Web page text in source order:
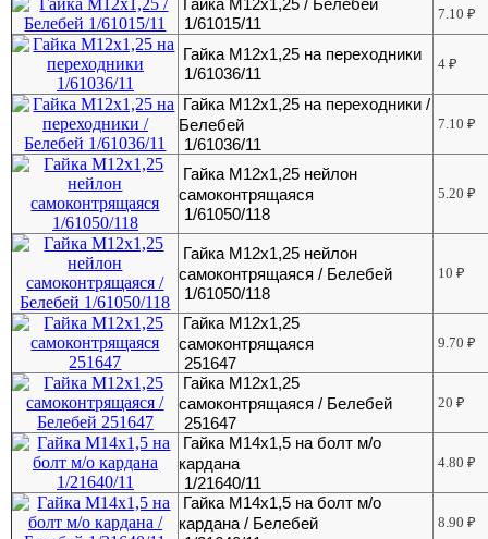
Гайка М12х1,25 / Белебей
1/61015/11
7.10₽
Гайка М12х1,25 на переходники
1/61036/11
4₽
Гайка М12х1,25 на переходники /
Белебей
1/61036/11
7.10₽
Гайка М12х1,25 нейлон
самоконтрящаяся
1/61050/118
5.20₽
Гайка М12х1,25 нейлон
самоконтрящаяся / Белебей
1/61050/118
10₽
Гайка М12х1,25
самоконтрящаяся
251647
9.70₽
Гайка М12х1,25
самоконтрящаяся / Белебей
251647
20₽
Гайка М14х1,5 на болт м/о
кардана
1/21640/11
4.80₽
Гайка М14х1,5 на болт м/о
кардана / Белебей
8.90₽